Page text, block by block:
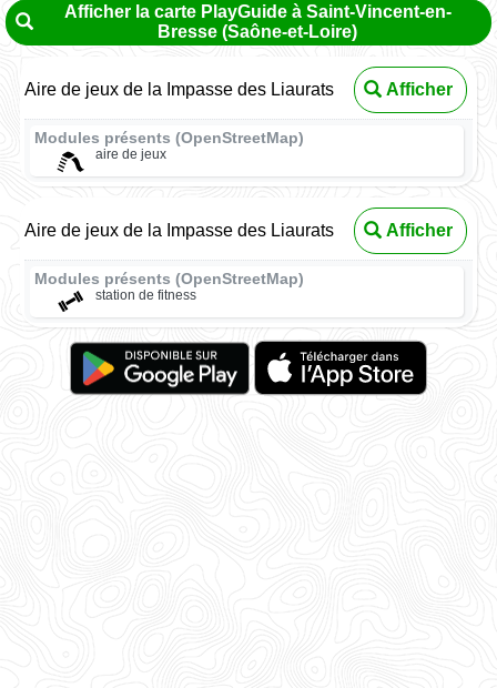
Afficher la carte PlayGuide à Saint-Vincent-en-
Bresse (Saône-et-Loire)
Aire de jeux de la Impasse des Liaurats Afficher
Modules présents (OpenStreetMap)
aire de jeux
Aire de jeux de la Impasse des Liaurats Afficher
Modules présents (OpenStreetMap)
station de fitness